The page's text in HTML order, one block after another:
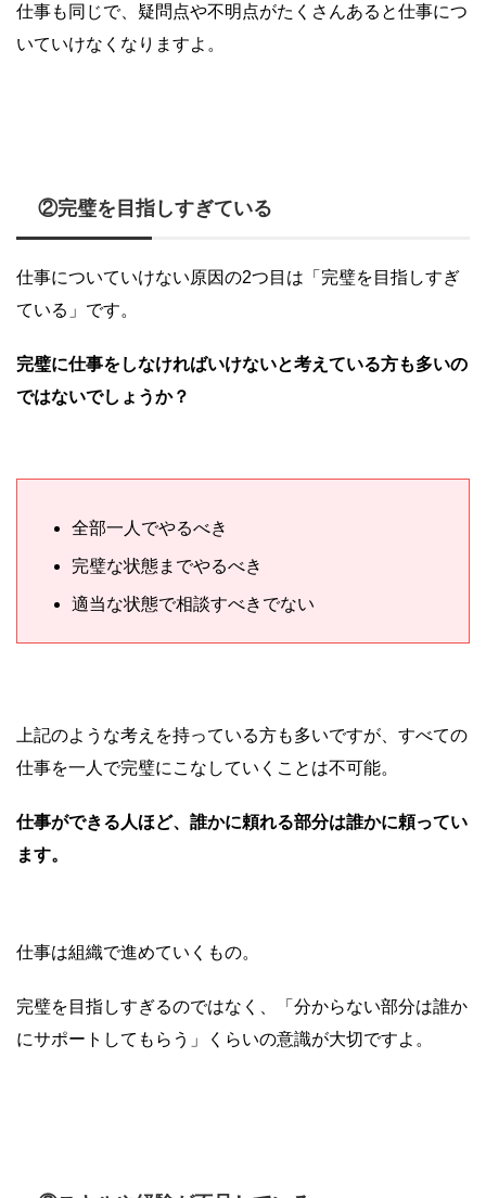
仕事も同じで、疑問点や不明点がたくさんあると仕事につ
いていけなくなりますよ。
②完璧を目指しすぎている
仕事についていけない原因の2つ目は「完璧を目指しすぎ
ている」です。
完璧に仕事をしなければいけないと考えている方も多いの
ではないでしょうか？
全部一人でやるべき
完璧な状態までやるべき
適当な状態で相談すべきでない
上記のような考えを持っている方も多いですが、すべての
仕事を一人で完璧にこなしていくことは不可能。
仕事ができる人ほど、誰かに頼れる部分は誰かに頼ってい
ます。
仕事は組織で進めていくもの。
完璧を目指しすぎるのではなく、「分からない部分は誰か
にサポートしてもらう」くらいの意識が大切ですよ。